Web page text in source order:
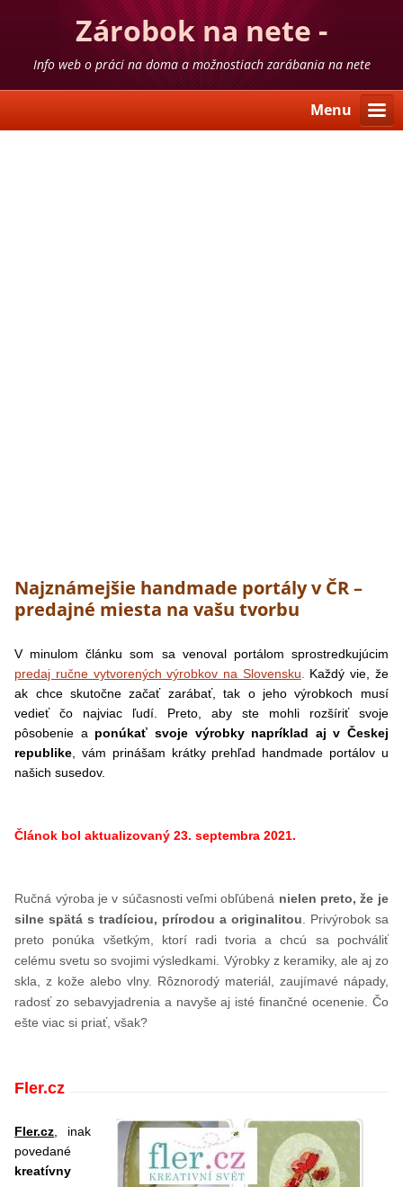
Zárobok na nete -
skúsenosti
Info web o práci na doma a možnostiach zarábania na nete
Menu
Najznámejšie handmade portály v ČR –
predajné miesta na vašu tvorbu
V minulom článku som sa venoval portálom sprostredkujúcim
predaj ručne vytvorených výrobkov na Slovensku
Každý vie, že
ak chce skutočne začať zarábať, tak o jeho výrobkoch musí
vedieť čo najviac ľudí. Preto, aby ste mohli rozšíriť svoje
pôsobenie a ponúkať svoje výrobky napríklad aj v Českej
republike , vám prinášam krátky prehľad handmade portálov u
našich susedov.
Článok bol aktualizovaný 23. septembra 2021.
Ručná výroba je v súčasnosti veľmi obľúbená nielen preto, že je
silne spätá s tradíciou, prírodou a originalitou . Privýrobok sa
preto ponúka všetkým, ktorí radi tvoria a chcú sa pochváliť
celému svetu so svojimi výsledkami. Výrobky z keramiky, ale aj zo
skla, z kože alebo vlny. Rôznorodý materiál, zaujímavé nápady,
radosť zo sebavyjadrenia a navyše aj isté finančné ocenenie. Čo
ešte viac si priať, však?
Fler.cz
Fler.cz , inak
povedané
kreatívny